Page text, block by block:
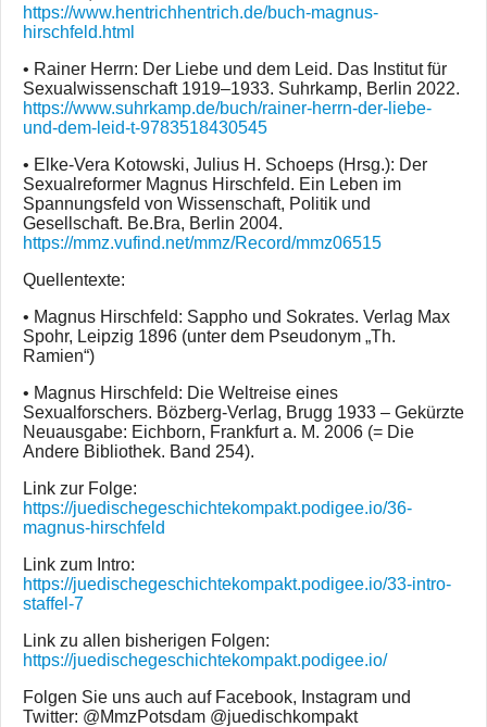
https://www.hentrichhentrich.de/buch-magnus-
hirschfeld.html
• Rainer Herrn: Der Liebe und dem Leid. Das Institut für
Sexualwissenschaft 1919–1933. Suhrkamp, Berlin 2022.
https://www.suhrkamp.de/buch/rainer-herrn-der-liebe-
und-dem-leid-t-9783518430545
• Elke-Vera Kotowski, Julius H. Schoeps (Hrsg.): Der
Sexualreformer Magnus Hirschfeld. Ein Leben im
Spannungsfeld von Wissenschaft, Politik und
Gesellschaft. Be.Bra, Berlin 2004.
https://mmz.vufind.net/mmz/Record/mmz06515
Quellentexte:
• Magnus Hirschfeld: Sappho und Sokrates. Verlag Max
Spohr, Leipzig 1896 (unter dem Pseudonym „Th.
Ramien“)
• Magnus Hirschfeld: Die Weltreise eines
Sexualforschers. Bözberg-Verlag, Brugg 1933 – Gekürzte
Neuausgabe: Eichborn, Frankfurt a. M. 2006 (= Die
Andere Bibliothek. Band 254).
Link zur Folge:
https://juedischegeschichtekompakt.podigee.io/36-
magnus-hirschfeld
Link zum Intro:
https://juedischegeschichtekompakt.podigee.io/33-intro-
staffel-7
Link zu allen bisherigen Folgen:
https://juedischegeschichtekompakt.podigee.io/
Folgen Sie uns auch auf Facebook, Instagram und
Twitter: @MmzPotsdam @juedischkompakt